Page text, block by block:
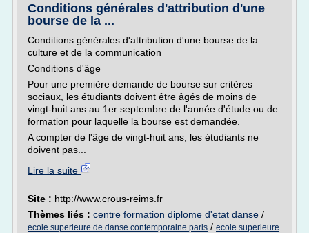
Conditions générales d'attribution d'une
bourse de la ...
Conditions générales d'attribution d'une bourse de la
culture et de la communication
Conditions d'âge
Pour une première demande de bourse sur critères
sociaux, les étudiants doivent être âgés de moins de
vingt-huit ans au 1er septembre de l'année d'étude ou de
formation pour laquelle la bourse est demandée.
A compter de l'âge de vingt-huit ans, les étudiants ne
doivent pas...
Lire la suite
Site : http://www.crous-reims.fr
Thèmes liés : centre formation diplome d'etat danse /
ecole superieure de danse contemporaine paris / ecole superieure